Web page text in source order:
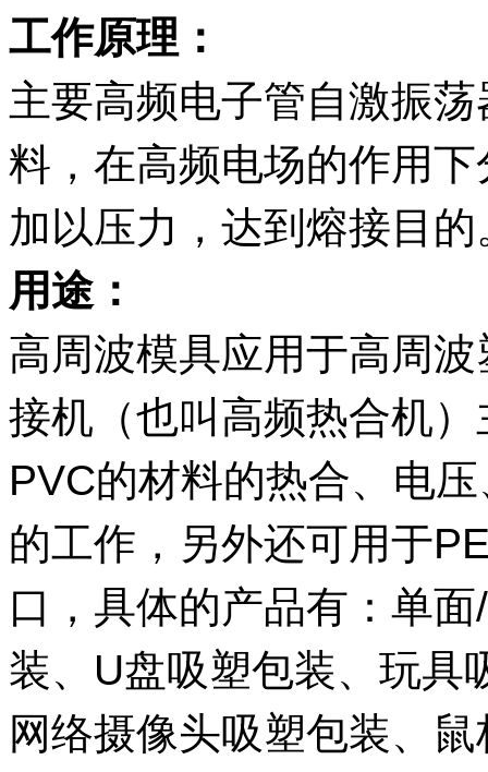
工作原理：
主要高频电子管自激振
料，在高频电场的作用
加以压力，达到熔接目的
用途：
高周波模具应用于高周
接机（也叫高频热合机
PVC的材料的热合、电
的工作，另外还可用于
口，具体的产品有：单
装、U盘吸塑包装、玩具
网络摄像头吸塑包装、